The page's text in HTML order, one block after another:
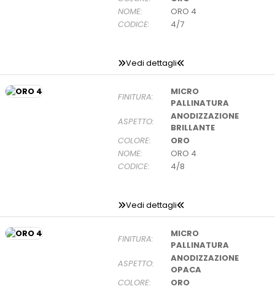
NOME:
ORO 4
CODICE:
4/7
Vedi dettagli
FINITURA:
MICRO
PALLINATURA
ASPETTO:
ANODIZZAZIONE
BRILLANTE
COLORE:
ORO
NOME:
ORO 4
CODICE:
4/8
Vedi dettagli
FINITURA:
MICRO
PALLINATURA
ASPETTO:
ANODIZZAZIONE
OPACA
COLORE:
ORO